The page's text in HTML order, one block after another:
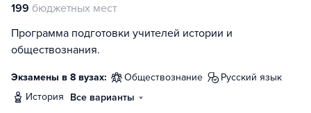
199 бюджетных мест
Программа подготовки учителей истории и
обществознания.
Экзамены в 8 вузах: обществознание
русский язык
история
Все варианты